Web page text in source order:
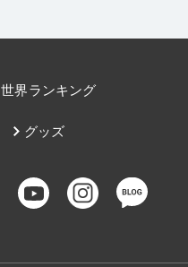
世界ランキング
グッズ